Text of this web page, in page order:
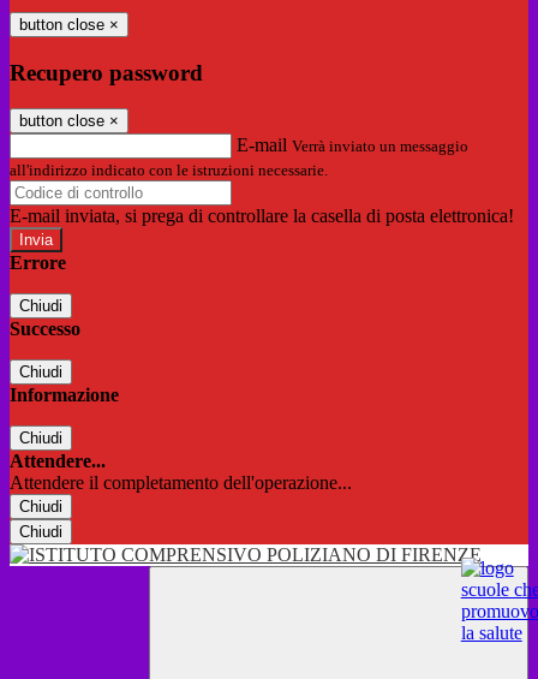
button close ×
Recupero password
button close ×
E-mail Verrà inviato un messaggio
all'indirizzo indicato con le istruzioni necessarie.
E-mail inviata, si prega di controllare la casella di posta elettronica!
Errore
Chiudi
Successo
Chiudi
Informazione
Chiudi
Attendere...
Attendere il completamento dell'operazione...
Chiudi
Chiudi